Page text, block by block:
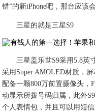
错”的新iPhone吧，那台应该
三星的就是三星S9
三星盖乐世S9采用5.8英
采用Super AMOLED材质，
配备一颗800万前置摄像头，
动显示所拨号码归属，此外
个人表情包，并且可以用短